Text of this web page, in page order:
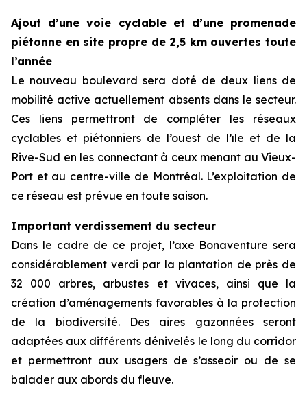
Ajout d’une voie cyclable et d’une promenade
piétonne en site propre de 2,5 km ouvertes toute
l’année
Le nouveau boulevard sera doté de deux liens de
mobilité active actuellement absents dans le secteur.
Ces liens permettront de compléter les réseaux
cyclables et piétonniers de l’ouest de l’île et de la
Rive-Sud en les connectant à ceux menant au Vieux-
Port et au centre-ville de Montréal. L’exploitation de
ce réseau est prévue en toute saison.
Important verdissement du secteur
Dans le cadre de ce projet, l’axe Bonaventure sera
considérablement verdi par la plantation de près de
32 000 arbres, arbustes et vivaces, ainsi que la
création d’aménagements favorables à la protection
de la biodiversité. Des aires gazonnées seront
adaptées aux différents dénivelés le long du corridor
et permettront aux usagers de s’asseoir ou de se
balader aux abords du fleuve.